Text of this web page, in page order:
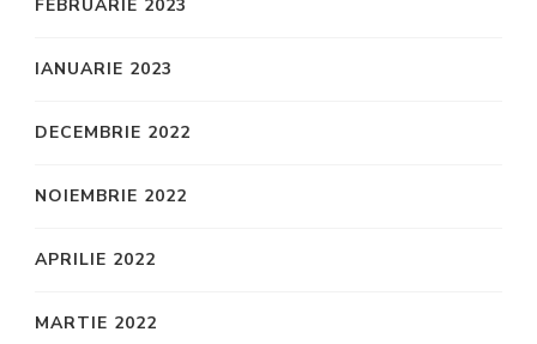
FEBRUARIE 2023
IANUARIE 2023
DECEMBRIE 2022
NOIEMBRIE 2022
APRILIE 2022
MARTIE 2022